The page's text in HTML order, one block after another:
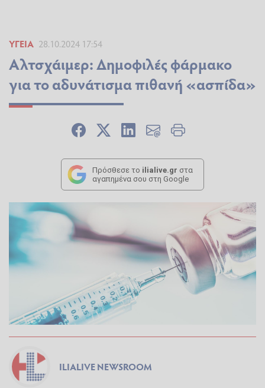
ΥΓΕΊΑ 28.10.2024 17:54
Αλτσχάιμερ: Δημοφιλές φάρμακο
για το αδυνάτισμα πιθανή «ασπίδα»
Πρόσθεσε το ilialive.gr στα
αγαπημένα σου στη Google
ILIALIVE NEWSROOM